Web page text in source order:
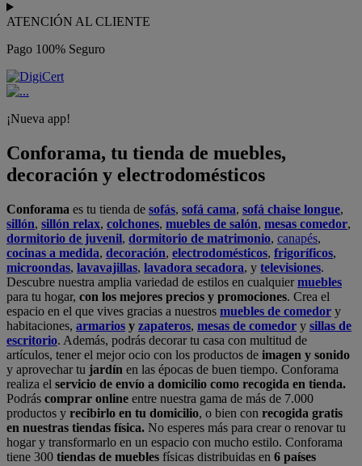
ATENCIÓN AL CLIENTE
Pago 100% Seguro
¡Nueva app!
Conforama, tu tienda de muebles,
decoración y electrodomésticos
Conforama es tu tienda de sofás, sofá cama, sofá chaise longue,
sillón, sillón relax, colchones, muebles de salón, mesas comedor,
dormitorio de juvenil, dormitorio de matrimonio, canapés,
cocinas a medida, decoración, electrodomésticos, frigoríficos,
microondas, lavavajillas, lavadora secadora, y televisiones.
Descubre nuestra amplia variedad de estilos en cualquiermuebles
para tu hogar, con los mejores precios y promociones. Crea el
espacio en el que vives gracias a nuestros muebles de comedor y
habitaciones, armarios y zapateros, mesas de comedor y sillas de
escritorio. Además, podrás decorar tu casa con multitud de
artículos, tener el mejor ocio con los productos de imagen y sonido
y aprovechar tu jardín en las épocas de buen tiempo. Conforama
realiza el servicio de envío a domicilio como recogida en tienda.
Podrás comprar online entre nuestra gama de más de 7.000
productos y recibirlo en tu domicilio, o bien con recogida gratis
en nuestras tiendas física. No esperes más para crear o renovar tu
hogar y transformarlo en un espacio con mucho estilo. Conforama
tiene 300 tiendas de muebles físicas distribuidas en 6 países